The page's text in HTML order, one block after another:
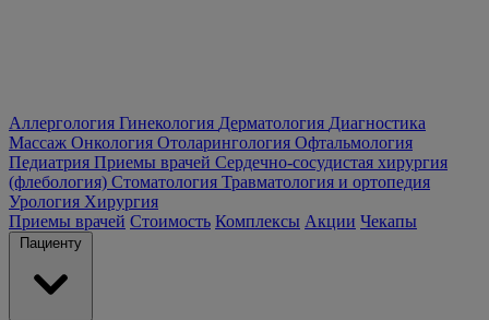
Аллергология Гинекология Дерматология Диагностика
Массаж Онкология Отоларингология Офтальмология
Педиатрия Приемы врачей Сердечно-сосудистая хирургия
(флебология) Стоматология Травматология и ортопедия
Урология Хирургия
Приемы врачей Стоимость Комплексы Акции Чекапы
Пациенту